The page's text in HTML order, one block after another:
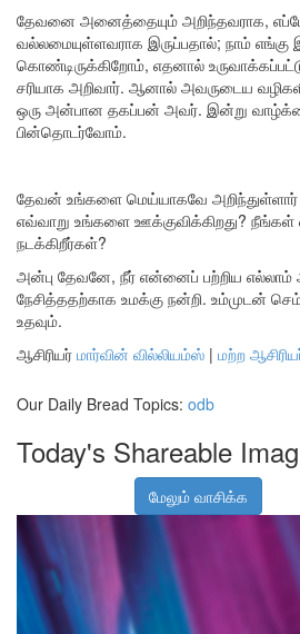
தேவனை அனைத்தையும் அறிந்தவராக,
வல்லமையுள்ளவராக இருப்பதால்; நாம்
கொண்டிருக்கிறோம், எதனால்
சரியாக அறிவார். ஆனால் அவருடைய
ஒரு அன்பான தகப்பன் அவர். இன்று
பின்தொடர்வோம்.
தேவன் உங்களை மெய்யாகவே
எவ்வாறு உங்களை ஊக்குவிக்கிறது?
நடக்கிறீர்கள்?
அன்பு தேவனே, நீர் என்னைப் பற்றிய எல்லாம்
நேசித்ததற்காக உமக்கு நன்றி. உம்முடன்
உதவும்.
ஆசிரியர் மார்வின் வில்லியம்ஸ் | மற்ற
Our Daily Bread Topics: odb
Today's Shareable
மேலும் வாசிக்க